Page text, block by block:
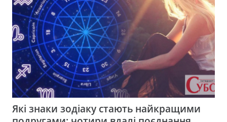
Які знаки зодіаку стають найкращими